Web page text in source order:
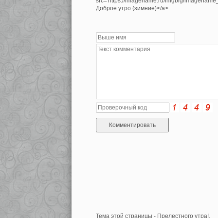
Доброе утро (зимние)</a>
Тема этой страницы - Прелестного утра!.